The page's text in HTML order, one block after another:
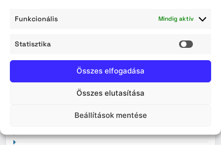
Funkcionális Mindig aktív
Statisztika
Összes elfogadása
Összes elutasítása
Beállítások mentése
2026. április